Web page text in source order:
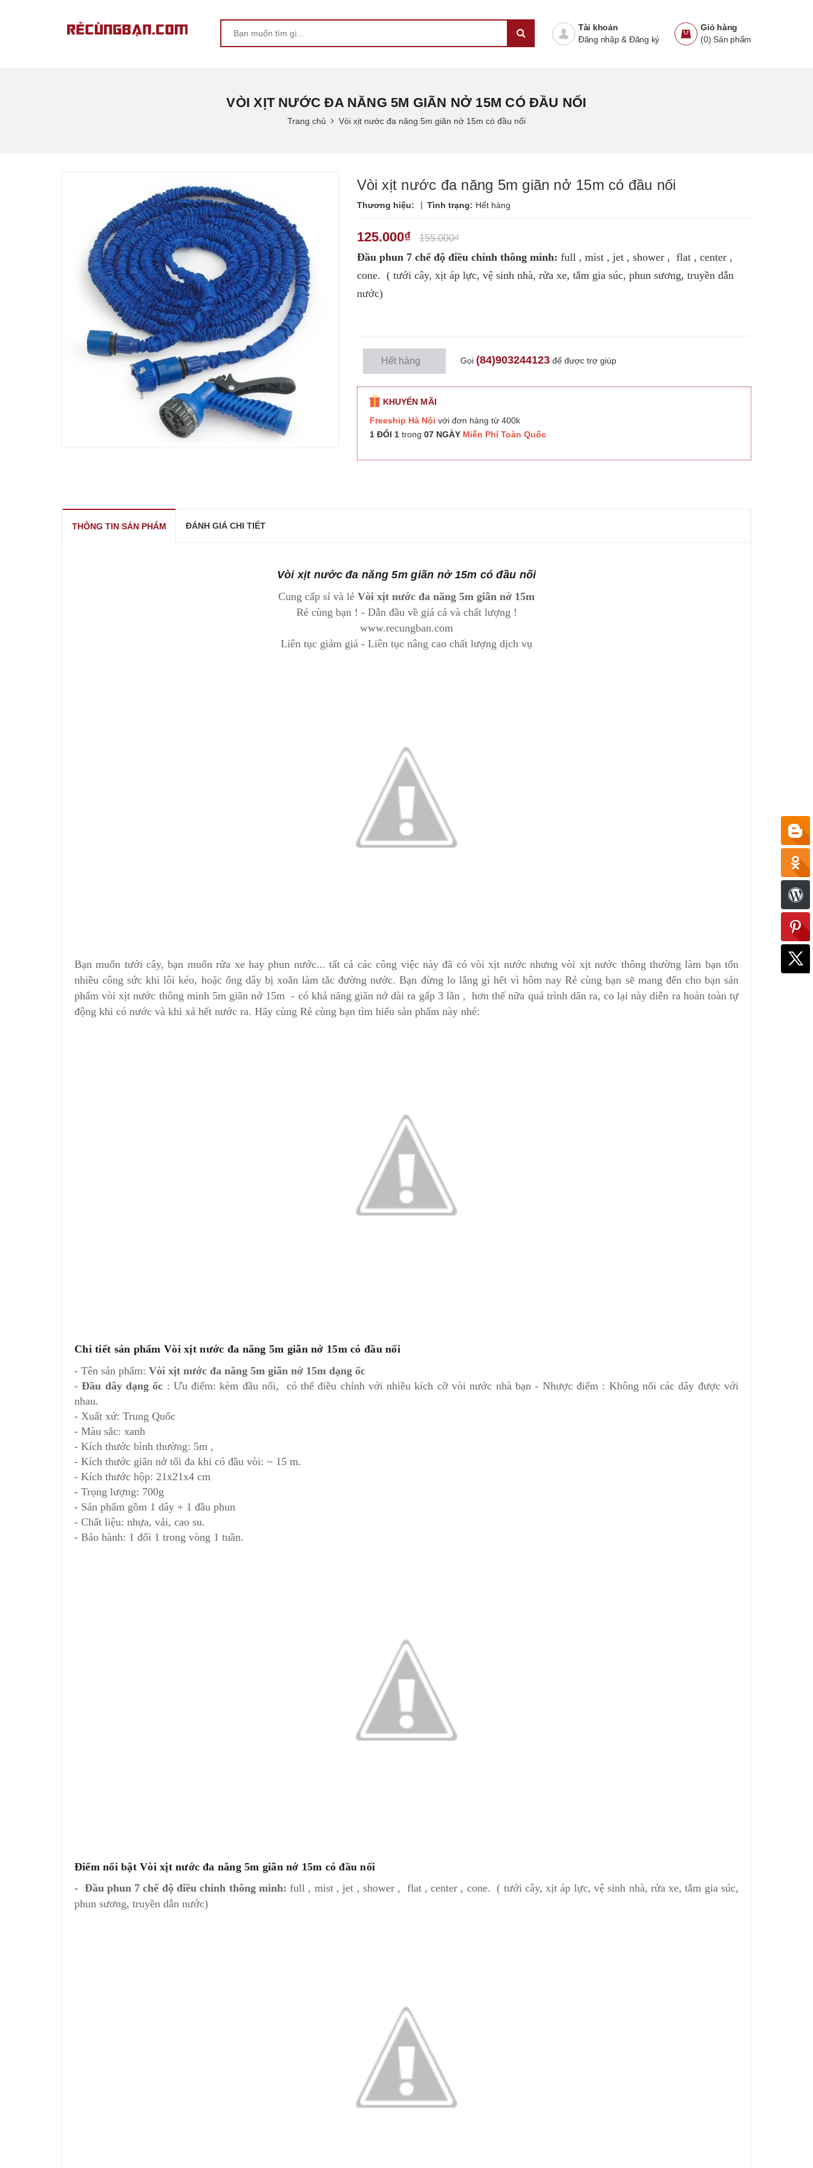
Giỏ hàng
(0) Sản phẩm
Tài khoản
Đăng nhập& Đăng ký
VÒI XỊT NƯỚC ĐA NĂNG 5M GIÃN NỞ 15M CÓ ĐẦU NỐI
Trang chủ Vòi xịt nước đa năng 5m giãn nở 15m có đầu nối
Vòi xịt nước đa năng 5m giãn nở 15m có đầu nối
Thương hiệu: | Tình trạng: Hết hàng
125.000₫ 155.000₫
Đầu phun 7 chế độ điều chỉnh thông minh: full , mist , jet , shower , flat , center ,
cone. ( tưới cây, xịt áp lực, vệ sinh nhà, rửa xe, tắm gia súc, phun sương, truyền dẫn
nước)
Hết hàng Gọi (84)903244123để được trợ giúp
KHUYẾN MÃI
Freeship Hà Nội với đơn hàng từ 400k
1 ĐỔI 1 trong 07 NGÀY Miễn Phí Toàn Quốc
THÔNG TIN SẢN PHẨM ĐÁNH GIÁ CHI TIẾT
Vòi xịt nước đa năng 5m giãn nở 15m có đầu nối
Cung cấp sỉ và lẻ Vòi xịt nước đa năng 5m giãn nở 15m
Rẻ cùng bạn ! - Dẫn đầu về giá cả và chất lượng !
www.recungban.com
Liên tục giảm giá - Liên tục nâng cao chất lượng dịch vụ
Bạn muốn tưới cây, bạn muốn rửa xe hay phun nước... tất cả các công việc này đã có vòi xịt nước nhưng vòi xịt nước thông thường làm bạn tốn
nhiều công sức khi lôi kéo, hoặc ống dây bị xoắn làm tắc đường nước. Bạn đừng lo lắng gì hết vì hôm nay Rẻ cùng bạn sẽ mang đến cho bạn sản
phẩm vòi xịt nước thông minh 5m giãn nở 15m - có khả năng giãn nở dài ra gấp 3 lần , hơn thế nữa quá trình dãn ra, co lại này diễn ra hoàn toàn tự
động khi có nước và khi xả hết nước ra. Hãy cùng Rẻ cùng bạn tìm hiểu sản phẩm này nhé:
Chi tiết sản phẩm Vòi xịt nước đa năng 5m giãn nở 15m có đầu nối
- Tên sản phẩm: Vòi xịt nước đa năng 5m giãn nở 15m dạng ốc
-Đầu dây dạng ốc : Ưu điểm: kèm đầu nối, có thể điều chỉnh với nhiều kích cỡ vòi nước nhà bạn - Nhược điểm : Không nối các dây được với
nhau.
- Xuất xứ: Trung Quốc
- Màu sắc: xanh
- Kích thước bình thường: 5m ,
- Kích thước giãn nở tối đa khi có đầu vòi: ~ 15 m.
- Kích thước hộp: 21x21x4 cm
- Trọng lượng: 700g
- Sản phẩm gồm 1 dây + 1 đầu phun
- Chất liệu: nhựa, vải, cao su.
- Bảo hành: 1 đổi 1 trong vòng 1 tuần.
Điểm nổi bật Vòi xịt nước đa năng 5m giãn nở 15m có đầu nối
- Đầu phun 7 chế độ điều chỉnh thông minh:full , mist , jet , shower , flat , center , cone. ( tưới cây, xịt áp lực, vệ sinh nhà, rửa xe, tắm gia súc,
phun sương, truyền dẫn nước)